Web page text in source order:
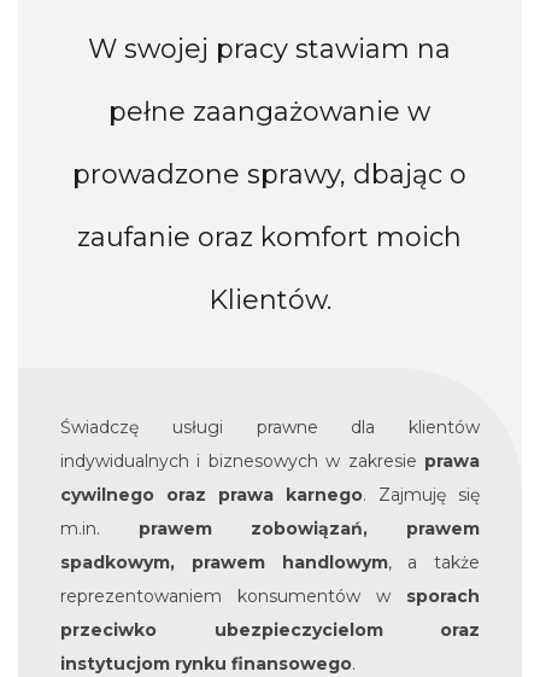
W swojej pracy stawiam na
pełne zaangażowanie w
prowadzone sprawy, dbając o
zaufanie oraz komfort moich
Klientów.
Świadczę usługi prawne dla klientów
indywidualnych i biznesowych w zakresie prawa
cywilnego oraz prawa karnego. Zajmuję się
m.in. prawem zobowiązań, prawem
spadkowym, prawem handlowym, a także
reprezentowaniem konsumentów w sporach
przeciwko ubezpieczycielom oraz
instytucjom rynku finansowego.